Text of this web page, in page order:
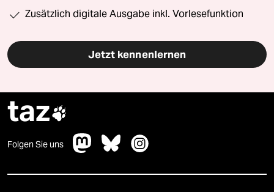
Zusätzlich digitale Ausgabe inkl. Vorlesefunktion
Jetzt kennenlernen
taz
Folgen Sie uns